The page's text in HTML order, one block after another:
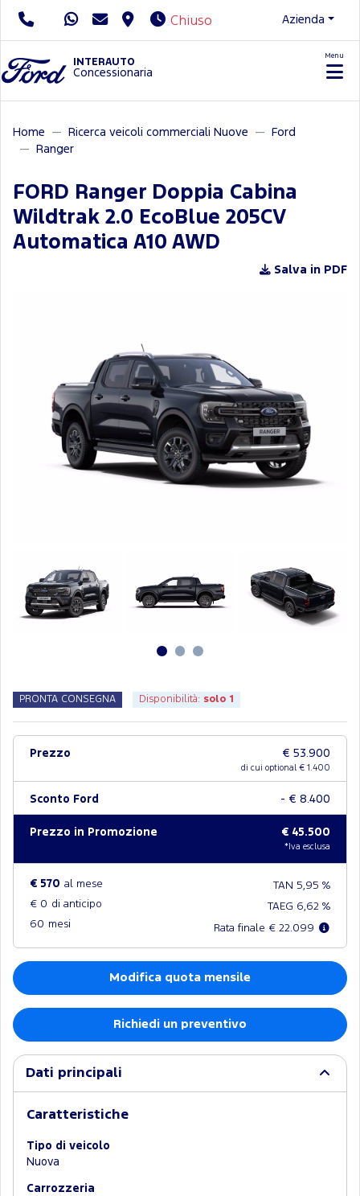
Chiuso Azienda
INTERAUTO
Concessionaria
Menu
Home Ricerca veicoli commerciali Nuove
Ford
Ranger
FORD Ranger Doppia Cabina
Wildtrak 2.0 EcoBlue 205CV
Automatica A10 AWD
Salva in PDF
PRONTA CONSEGNA Disponibilità: solo 1
Prezzo € 53.900
di cui optional € 1.400
Sconto Ford - € 8.400
Prezzo in Promozione € 45.500
*Iva esclusa
€ 570 al mese
€ 0 di anticipo
60 mesi
TAN 5,95 %
TAEG 6,62 %
Rata finale € 22.099
Modifica quota mensile
Richiedi un preventivo
Dati principali
Caratteristiche
Tipo di veicolo
Nuova
Carrozzeria